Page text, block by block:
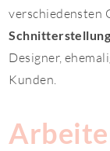
verschiedensten
Designer,
Kunden.